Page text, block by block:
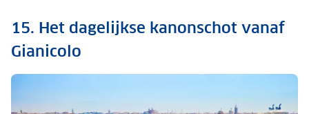
15. Het dagelijkse kanonschot vanaf
Gianicolo